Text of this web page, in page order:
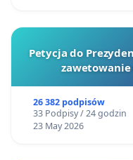
Petycja do
zawetowanie
26 382 podpisów
33 Podpisy / 24 godzin
23 May 2026